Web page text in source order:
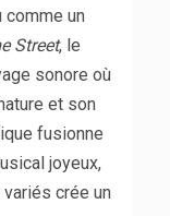
un
Street, le
sonore où
et son
fusionne
joyeux,
crée un